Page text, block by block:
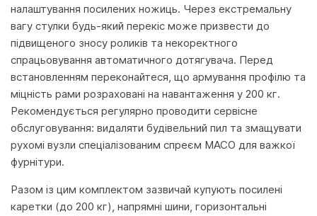
налаштування посилених ножиць. Через екстремальну
вагу стулки будь-який перекіс може призвести до
підвищеного зносу роликів та некоректного
спрацьовування автоматичного дотягувача. Перед
встановленням переконайтеся, що армування профілю та
міцність рами розраховані на навантаження у 200 кг.
Рекомендується регулярно проводити сервісне
обслуговування: видаляти будівельний пил та змащувати
рухомі вузли спеціалізованим спреєм MACO для важкої
фурнітури.
Разом із цим комплектом зазвичай купують посилені
каретки (до 200 кг), напрямні шини, горизонтальні